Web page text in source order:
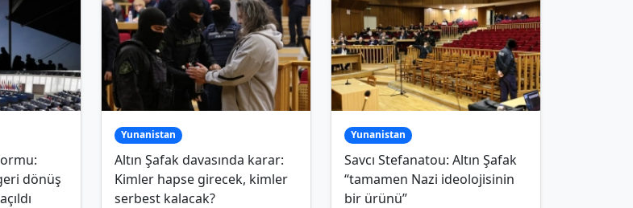
dönüş
Yunanistan
Altın Şafak davasında karar:
Kimler hapse girecek, kimler
serbest kalacak?
Yunanistan
Savcı Stefanatou: Altın Şafak
“tamamen Nazi ideolojisinin
bir ürünü”